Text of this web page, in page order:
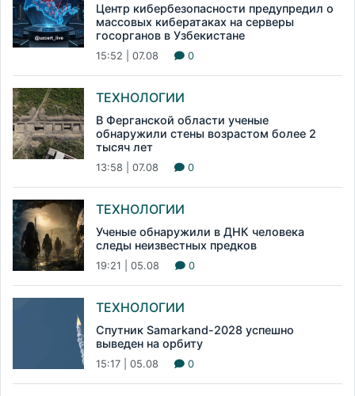
Центр кибербезопасности предупредил о
массовых кибератаках на серверы
госорганов в Узбекистане
15:52 | 07.08 0
ТЕХНОЛОГИИ
В Ферганской области ученые
обнаружили стены возрастом более 2
тысяч лет
13:58 | 07.08 0
ТЕХНОЛОГИИ
Ученые обнаружили в ДНК человека
следы неизвестных предков
19:21 | 05.08 0
ТЕХНОЛОГИИ
Спутник Samarkand-2028 успешно
выведен на орбиту
15:17 | 05.08 0